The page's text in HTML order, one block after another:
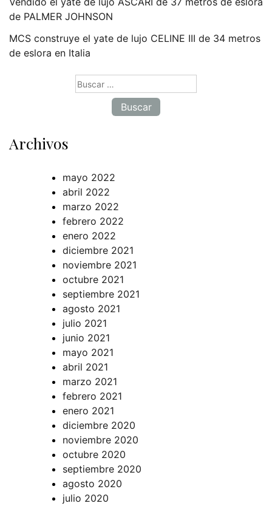
de PALMER JOHNSON
MCS construye el yate de lujo CELINE III de 34 metros
de eslora en Italia
Archivos
mayo 2022
abril 2022
marzo 2022
febrero 2022
enero 2022
diciembre 2021
noviembre 2021
octubre 2021
septiembre 2021
agosto 2021
julio 2021
junio 2021
mayo 2021
abril 2021
marzo 2021
febrero 2021
enero 2021
diciembre 2020
noviembre 2020
octubre 2020
septiembre 2020
agosto 2020
julio 2020